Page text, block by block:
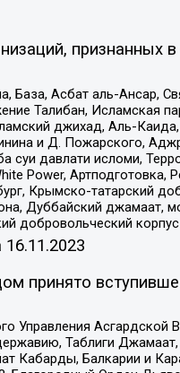
признанных в
Асбат аль-Ансар,
Талибан, Исламская
джихад, Аль-
и Д. Пожарского,
давлати исломи,
Power, Артподготовка,
Крымско-татарский
Дуббайский джамаат,
добровольческий корпус
16.11.2023
принято
Управления Асгардской
Таблиги
Кабарды, Балкарии и